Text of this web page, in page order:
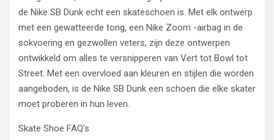
de Nike SB Dunk echt een skateschoen is. Met elk ontwerp
met een gewatteerde tong, een Nike Zoom -airbag in de
sokvoering en gezwollen veters, zijn deze ontwerpen
ontwikkeld om alles te versnipperen van Vert tot Bowl tot
Street. Met een overvloed aan kleuren en stijlen die worden
aangeboden, is de Nike SB Dunk een schoen die elke skater
moet proberen in hun leven.
Skate Shoe FAQ’s